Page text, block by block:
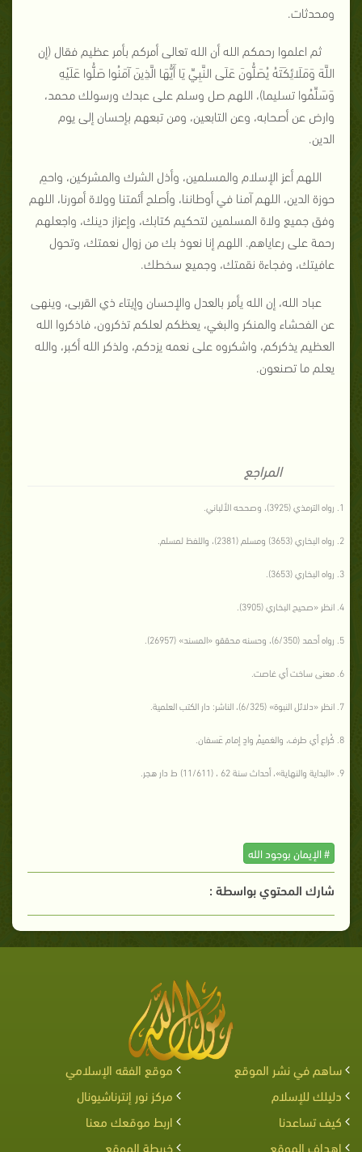
ومحدثات.
ثم اعلموا رحمكم الله أن الله تعالى أمركم بأمر عظيم فقال (إن
اللَّهَ وَمَلَائِكَتَهُ يُصَلُّونَ عَلَى النَّبِيِّ يَا أَيُّهَا الَّذِينَ آمَنُوا صَلُّوا عَلَيْهِ
وَسَلِّمُوا تسليما)، اللهم صل وسلم على عبدك ورسولك محمد،
وارض عن أصحابه، وعن التابعين، ومن تبعهم بإحسان إلى يوم
الدين.
اللهم أعز الإسلام والمسلمين، وأذل الشرك والمشركين، واحمِ
حوزة الدين، اللهم آمنا في أوطاننا، وأصلح أئمتنا وولاة أمورنا، اللهم
وفق جميع ولاة المسلمين لتحكيم كتابك، وإعزاز دينك، واجعلهم
رحمة على رعاياهم. اللهم إنا نعوذ بك من زوال نعمتك، وتحول
عافيتك، وفجاءة نقمتك، وجميع سخطك.
عباد الله، إن الله يأمر بالعدل والإحسان وإيتاء ذي القربى، وينهى
عن الفحشاء والمنكر والبغي، يعظكم لعلكم تذكرون، فاذكروا الله
العظيم يذكركم، واشكروه على نعمه يزدكم، ولذكر الله أكبر، والله
يعلم ما تصنعون.
المراجع
رواه الترمذي (3925)، وصححه الألباني.
رواه البخاري (3653) ومسلم (2381)، واللفظ لمسلم.
رواه البخاري (3653).
انظر «صحيح البخاري (3905).
رواه أحمد (6/350)، وحسنه محققو «المسند» (26957).
معنى ساخت أي غاصت.
انظر «دلائل النبوة» (6/325)، الناشر: دار الكتب العلمية.
كُراع أي طرف، والغميمُ وادٍ إمام عَسفان.
«البداية والنهاية»، أحداث سنة 62 ، (11/611) ط دار هجر.
# الإيمان بوجود الله
شارك المحتوي بواسطة :
ساهم في نشر الموقع
موقع الفقه الإسلامي
دليلك للإسلام
مركز نور إنترناشيونال
كيف تساعدنا
اربط موقعك معنا
اهداف الموقع
خريطة الموقع